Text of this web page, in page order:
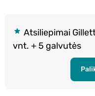
Atsiliepimai
vnt. + 5 galvutės